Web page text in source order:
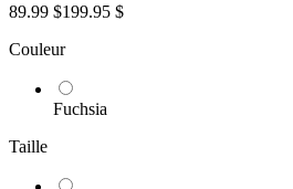
89.99 $199.95 $
Couleur
Fuchsia
Taille